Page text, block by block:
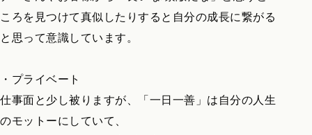
ころを見つけて真似したりすると自分の成長に繋がる
と思って意識しています。
・プライベート
仕事面と少し被りますが、「一日一善」は自分の人生
のモットーにしていて、